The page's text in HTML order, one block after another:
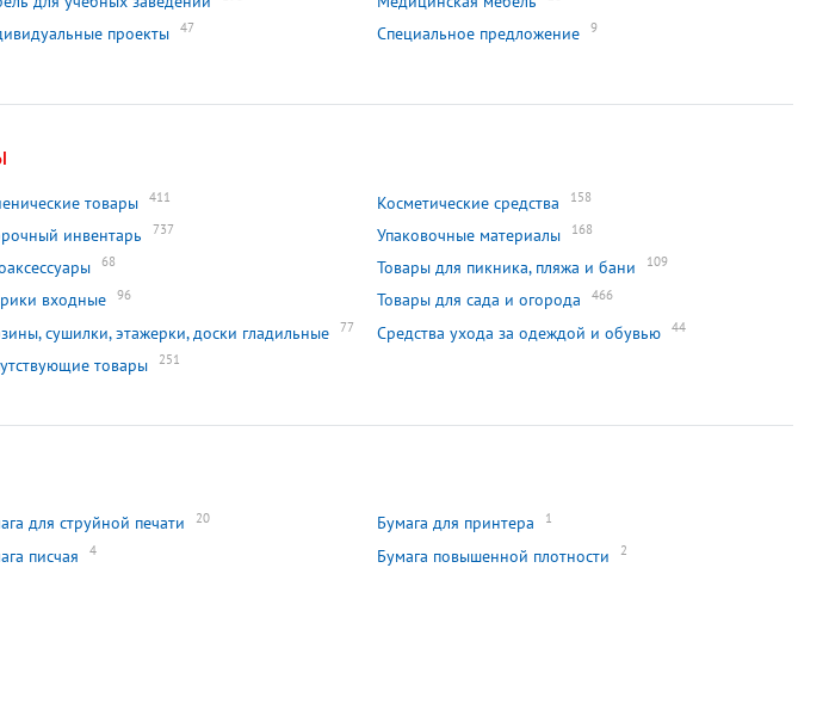
проекты 47 Специальное предложение 9
товары 411 Косметические средства 158
инвентарь 737 Упаковочные материалы 168
68 Товары для пикника, пляжа и бани 109
входные 96 Товары для сада и огорода 466
сушилки, этажерки, доски гладильные 77 Средства ухода за одеждой и обувью 44
товары 251
для струйной печати 20 Бумага для принтера 1
писчая 4 Бумага повышенной плотности 2